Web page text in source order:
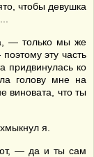
чтобы девушка
— только мы же
эту часть
придвинулась ко
голову мне на
виновата, что ты
я.
— да и ты сам